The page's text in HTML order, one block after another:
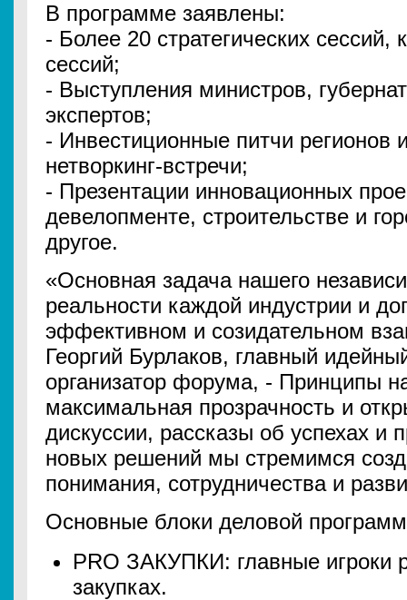
В программе заявлены:
- Более 20 стратегических сессий,
сессий;
- Выступления министров,
экспертов;
- Инвестиционные питчи
нетворкинг-встречи;
- Презентации инновационных
девелопменте, строительстве и
другое.
«Основная задача нашего
реальности каждой индустрии и
эффективном и созидательном
Георгий Бурлаков, главный
организатор форума, - Принципы
максимальная прозрачность и
дискуссии, рассказы об успехах и
новых решений мы стремимся
понимания, сотрудничества и
Основные блоки деловой
PRO ЗАКУПКИ: главные игроки
закупках.